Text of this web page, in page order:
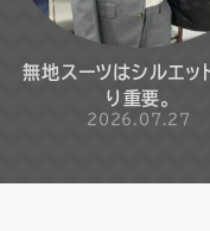
無地スーツはシルエッ
り重要。
2026.07.27